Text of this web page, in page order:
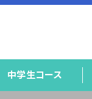
中学生コース